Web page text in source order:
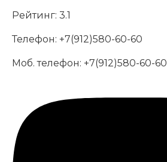
Рейтинг: 3.1
Телефон: +7(912)580-60-60
Моб. телефон: +7(912)580-60-60